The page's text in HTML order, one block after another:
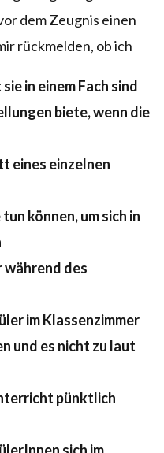
dem Zeugnis einen
rückmelden, ob ich
in einem Fach sind
biete, wenn die
eines einzelnen
können, um sich in
während des
im Klassenzimmer
und es nicht zu laut
pünktlich